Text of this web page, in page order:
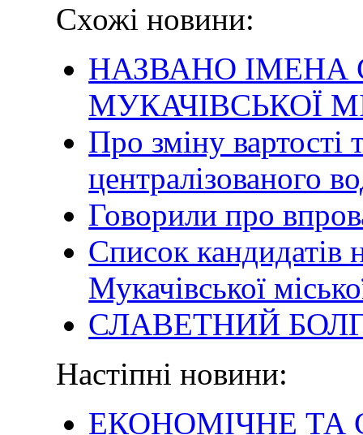
Схожі новини:
НАЗВАНО ІМЕНА
МУКАЧІВСЬКОЇ
Про зміну вартості
централізованого
Говорили про
Список кандидатів
Мукачівської
СЛАВЕТНИЙ
Настіпні новини:
ЕКОНОМІЧНЕ ТА